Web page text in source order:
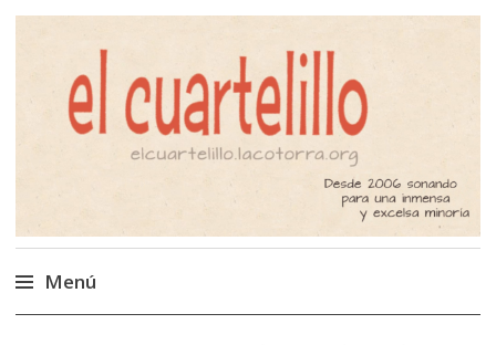
El Cuartelillo
Programa de radio de música
independiente. Podcast
Menú